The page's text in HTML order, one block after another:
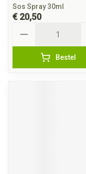
Sos Spray 30ml
€ 20,50
Bestel